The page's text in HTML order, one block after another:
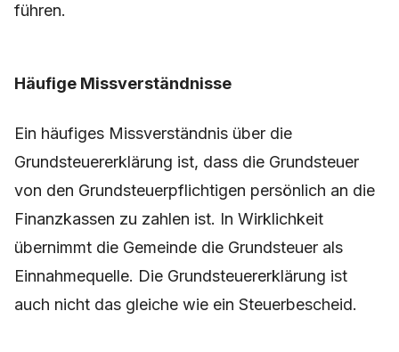
führen.
Häufige Missverständnisse
Ein häufiges Missverständnis über die
Grundsteuererklärung ist, dass die Grundsteuer
von den Grundsteuerpflichtigen persönlich an die
Finanzkassen zu zahlen ist. In Wirklichkeit
übernimmt die Gemeinde die Grundsteuer als
Einnahmequelle. Die Grundsteuererklärung ist
auch nicht das gleiche wie ein Steuerbescheid.